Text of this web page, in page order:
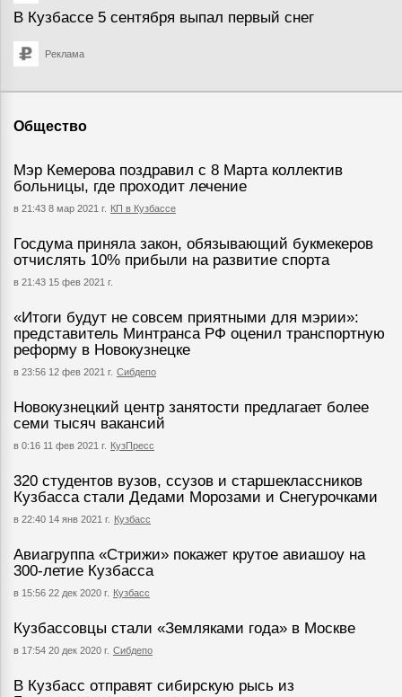
В Кузбассе 5 сентября выпал первый снег
Реклама
Общество
Мэр Кемерова поздравил с 8 Марта коллектив
больницы, где проходит лечение
в 21:43 8 мар 2021 г. КП в Кузбассе
Госдума приняла закон, обязывающий букмекеров
отчислять 10% прибыли на развитие спорта
в 21:43 15 фев 2021 г.
«Итоги будут не совсем приятными для мэрии»:
представитель Минтранса РФ оценил транспортную
реформу в Новокузнецке
в 23:56 12 фев 2021 г. Сибдепо
Новокузнецкий центр занятости предлагает более
семи тысяч вакансий
в 0:16 11 фев 2021 г. КузПресс
320 студентов вузов, ссузов и старшеклассников
Кузбасса стали Дедами Морозами и Снегурочками
в 22:40 14 янв 2021 г. Кузбасс
Авиагруппа «Стрижи» покажет крутое авиашоу на
300-летие Кузбасса
в 15:56 22 дек 2020 г. Кузбасс
Кузбассовцы стали «Земляками года» в Москве
в 17:54 20 дек 2020 г. Сибдепо
В Кузбасс отправят сибирскую рысь из